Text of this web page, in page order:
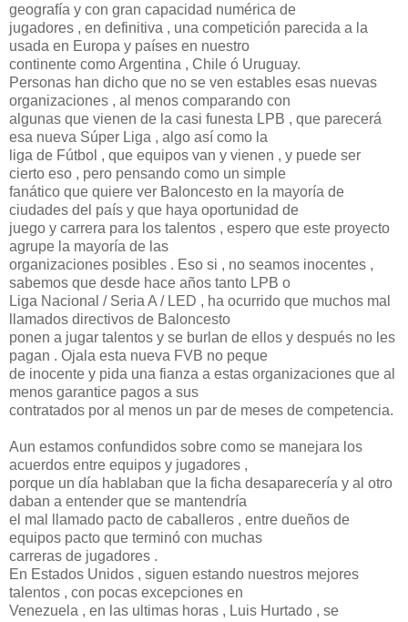
geografía y con gran capacidad numérica de
jugadores , en definitiva , una competición parecida a la
usada en Europa y países en nuestro
continente como Argentina , Chile ó Uruguay.
Personas han dicho que no se ven estables esas nuevas
organizaciones , al menos comparando con
algunas que vienen de la casi funesta LPB , que parecerá
esa nueva Súper Liga , algo así como la
liga de Fútbol , que equipos van y vienen , y puede ser
cierto eso , pero pensando como un simple
fanático que quiere ver Baloncesto en la mayoría de
ciudades del país y que haya oportunidad de
juego y carrera para los talentos , espero que este proyecto
agrupe la mayoría de las
organizaciones posibles . Eso si , no seamos inocentes ,
sabemos que desde hace años tanto LPB o
Liga Nacional / Seria A / LED , ha ocurrido que muchos mal
llamados directivos de Baloncesto
ponen a jugar talentos y se burlan de ellos y después no les
pagan . Ojala esta nueva FVB no peque
de inocente y pida una fianza a estas organizaciones que al
menos garantice pagos a sus
contratados por al menos un par de meses de competencia.
Aun estamos confundidos sobre como se manejara los
acuerdos entre equipos y jugadores ,
porque un día hablaban que la ficha desaparecería y al otro
daban a entender que se mantendría
el mal llamado pacto de caballeros , entre dueños de
equipos pacto que terminó con muchas
carreras de jugadores .
En Estados Unidos , siguen estando nuestros mejores
talentos , con pocas excepciones en
Venezuela , en las ultimas horas , Luis Hurtado , se